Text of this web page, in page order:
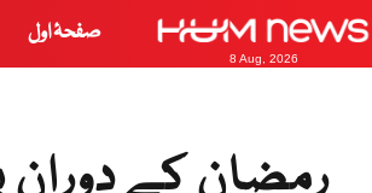
8 Aug, 2026
صفحۂ اول